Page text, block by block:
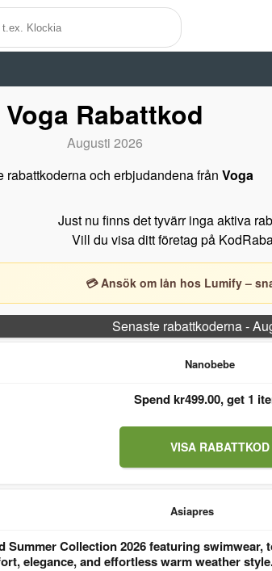
Voga Rabattkod
Augusti 2026
rabattkoderna och erbjudandena från Voga
Just nu finns det tyvärr inga aktiva
Vill du visa ditt företag på
💳 Ansök om lån hos Lumify –
Senaste rabattkoderna -
Nanobebe
Spend kr499.00, get 1
VISA RABATTKOD
Asiapres
Summer Collection 2026 featuring
elegance, and effortless warm weather